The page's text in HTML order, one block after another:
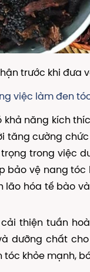
trước khi đưa
việc làm đen
khả năng kích
tăng cường
trong việc
bảo vệ nang tóc
lão hóa tế bào
thiện tuần
dưỡng chất
khỏe mạnh,